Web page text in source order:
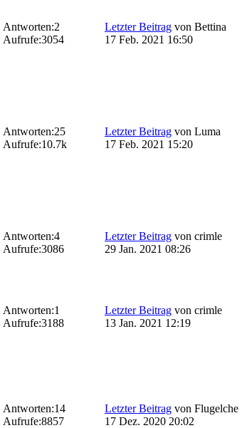
Antworten:2
Aufrufe:3054
Letzter Beitrag von Bettina
17 Feb. 2021 16:50
Antworten:25
Aufrufe:10.7k
Letzter Beitrag von Luma
17 Feb. 2021 15:20
Antworten:4
Aufrufe:3086
Letzter Beitrag von crimle
29 Jan. 2021 08:26
Antworten:1
Aufrufe:3188
Letzter Beitrag von crimle
13 Jan. 2021 12:19
Antworten:14
Aufrufe:8857
Letzter Beitrag von Flugelche
17 Dez. 2020 20:02